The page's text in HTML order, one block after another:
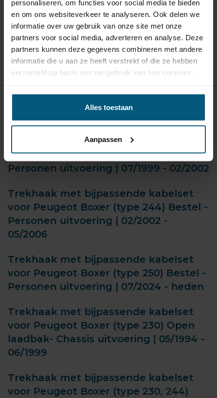
personaliseren, om functies voor social media te bieden
en om ons websiteverkeer te analyseren. Ook delen we
informatie over uw gebruik van onze site met onze
partners voor social media, adverteren en analyse. Deze
partners kunnen deze gegevens combineren met andere
informatie die u aan ze heeft verstrekt of die ze hebben
verzameld op basis van uw gebruik van hun services.
Alles toestaan
Aanpassen
1994 tot heden.
Maak onder je keuze welk bouwjaar je
Peugeot Boxer is.
Bestel voordelig je trekhaak met
Trekhaak met bijpassende kabelset
voor Peugeot Boxer (type 230) Bestel -
Personen uitvoering | 07/1999 - 02/2002
Trekhaak met bijpassende kabelset
voor Peugeot Boxer (type 244) Bestel -
Personen uitvoering | 02/2002 -
05/2006
Trekhaak met bijpassende kabelset
voor Peugeot Boxer (type 250) Bestel -
Personen uitvoering | 07/2024 - heden
Trekhaak met bijpassende kabelset
voor Peugeot Boxer (type 230) Open
laadbak- Chassis uitvoering | 05/1994 -
06/1999
Trekhaak met bijpassende kabelset
voor Peugeot Boxer (type 230, 244)